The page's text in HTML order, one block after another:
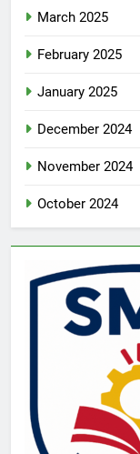
March 2025
February 2025
January 2025
December 2024
November 2024
October 2024